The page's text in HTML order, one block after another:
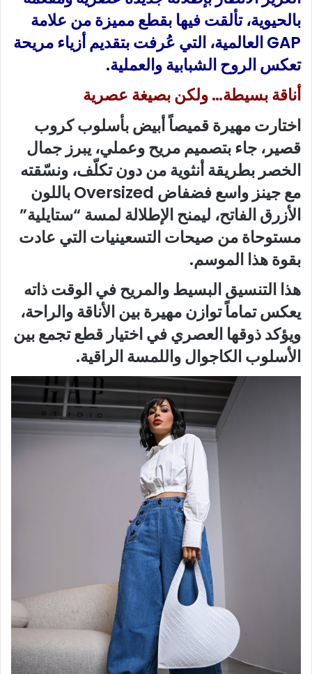
بالحيوية، تألقت فيها بقطع مميزة من علامة
GAP العالمية، التي عُرفت بتقديم أزياء مريحة
تعكس الروح الشبابية والعملية.
أناقة بسيطة… ولكن بصيغة عصرية
اختارت مهيرة قميصاً أبيض بأسلوب كروب
قصير، جاء بتصميم مريح وعملي، يبرز جمال
الخصر بطريقة أنثوية من دون تكلّف، ونسّقته
مع جينز واسع فضفاض Oversized باللون
الأزرق الفاتح، ليمنح الإطلالة لمسة “ستايلية”
مستوحاة من صيحات التسعينيات التي عادت
بقوة هذا الموسم.
هذا التنسيق البسيط والمريح في الوقت ذاته
يعكس تماماً توازن مهيرة بين الأناقة والراحة،
ويؤكد ذوقها العصري في اختيار قطع تجمع بين
الأسلوب الكاجوال واللمسة الراقية.